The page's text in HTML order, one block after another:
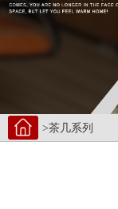
>茶几系列